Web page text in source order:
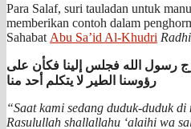
Para Salaf, suri tauladan untuk
memberikan contoh dalam
Sahabat Abu Sa’id Al-Khudri
رسول الله فجلس إلينا فكأن على
رؤوسنا الطير لا يتكلم أحد منا
“Saat kami sedang duduk-duduk
Rasulullah shallallahu ‘alaihi wa